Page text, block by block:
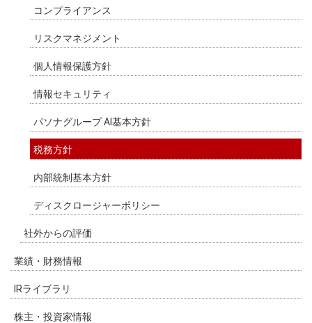
コンプライアンス
リスクマネジメント
個人情報保護方針
情報セキュリティ
パソナグループ AI基本方針
税務方針
内部統制基本方針
ディスクロージャーポリシー
社外からの評価
業績・財務情報
IRライブラリ
株主・投資家情報